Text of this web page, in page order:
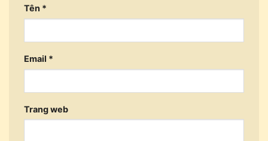
Tên *
Email *
Trang web